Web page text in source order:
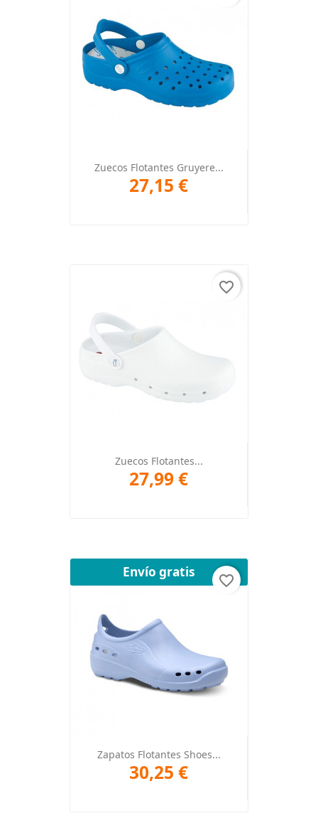
Zuecos Flotantes Gruyere...
27,15 €
Zuecos Flotantes...
27,99 €
favorite_border
Zapatos Flotantes Shoes...
30,25 €
Envío gratis
favorite_border